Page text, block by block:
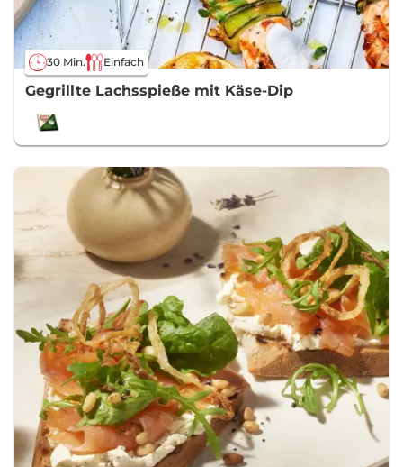
30 Min. Einfach
Gegrillte Lachsspieße mit Käse-Dip